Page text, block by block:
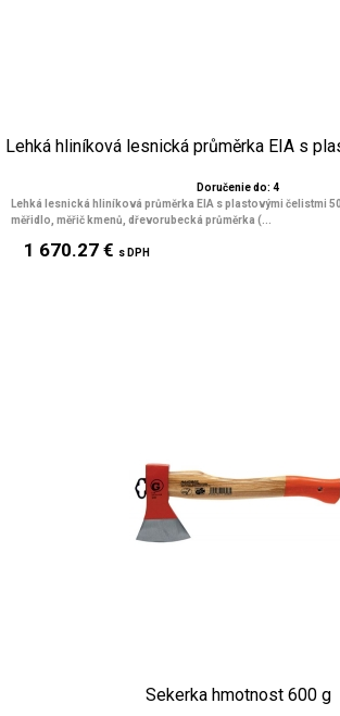
Lehká hliníková lesnická průměrka EIA s
Doručenie do: 4
Lehká lesnická hliníková průměrka EIA s plastovými čelistmi
měřidlo, měřič kmenů, dřevorubecká průměrka (...
1 670.27 € s DPH
Sekerka hmotnost 600 g